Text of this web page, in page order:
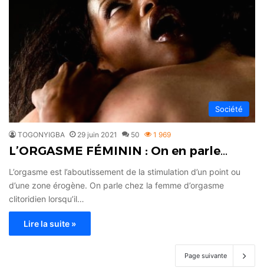
Société
TOGONYIGBA 29 juin 2021 50 1 969
L’ORGASME FÉMININ : On en parle…
L’orgasme est l’aboutissement de la stimulation d’un point ou
d’une zone érogène. On parle chez la femme d’orgasme
clitoridien lorsqu’il…
Lire la suite »
Page suivante